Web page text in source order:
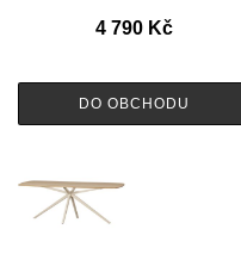
4 790 Kč
DO OBCHODU